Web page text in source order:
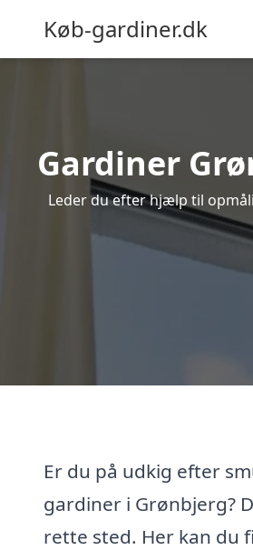
Køb-gardiner.dk
Gardiner
Leder du efter hjælp til
Er du på udkig efter
gardiner i Grønbjerg?
rette sted. Her kan du